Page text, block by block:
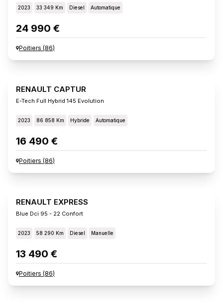
2023 33 349 Km Diesel Automatique
24 990 €
Poitiers (86)
RENAULT CAPTUR
E-Tech Full Hybrid 145 Evolution
2023 86 858 Km Hybride Automatique
16 490 €
Poitiers (86)
RENAULT EXPRESS
Blue Dci 95 - 22 Confort
2023 58 290 Km Diesel Manuelle
13 490 €
Poitiers (86)